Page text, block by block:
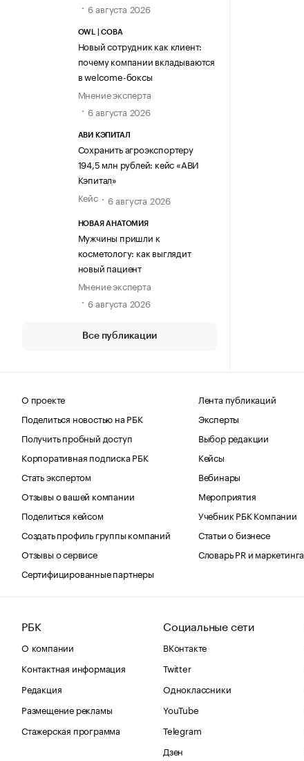
6 августа 2026
OWL | СОВА
Новый сотрудник как клиент:
почему компании вкладываются
в welcome-боксы
Мнение эксперта
6 августа 2026
АВИ КЭПИТАЛ
Сохранить агроэкспортеру
194,5 млн рублей: кейс «АВИ
Кэпитал»
Кейс
6 августа 2026
НОВАЯ АНАТОМИЯ
Мужчины пришли к
косметологу: как выглядит
новый пациент
Мнение эксперта
6 августа 2026
Все публикации
О проекте
Поделиться новостью на РБК
Получить пробный доступ
Корпоративная подписка РБК
Стать экспертом
Отзывы о вашей компании
Поделиться кейсом
Создать профиль группы компаний
Отзывы о сервисе
Сертифицированные партнеры
Лента публикаций
Эксперты
Выбор редакции
Кейсы
Вебинары
Мероприятия
Учебник РБК Компании
Статьи о бизнесе
Словарь PR и маркетинга
РБК
О компании
Контактная информация
Редакция
Размещение рекламы
Стажерская программа
Социальные сети
ВКонтакте
Twitter
Одноклассники
YouTube
Telegram
Дзен